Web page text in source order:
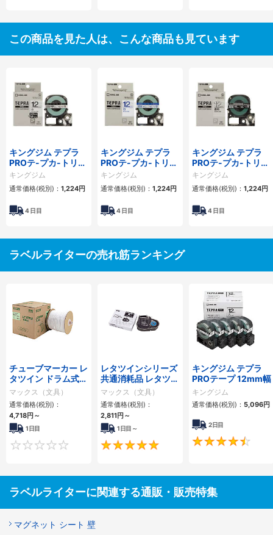
この商品を見た人は、こんな商品も見ています
キングジム テプラ
PROテ-プカ-トリッ
ジ 幅12mm 白
キングジム
通常価格(税別)： 1,224円
4日目
キングジム テプラ
PROテ-プカ-トリッ
ジ 幅12mm 白
キングジム
通常価格(税別)： 1,224円
4日目
キングジム テプラ
PROテ-プカ-トリッ
ジ 幅12mm 透明
キングジム
通常価格(税別)： 1,224円
4日目
ラベルライターの売れ筋ランキング
チューブマーカー レ
タツイン ドラム式チ
ューブ LM-TU
マックス（文具）
通常価格(税別)：
4,718円 ～
1日目
0
レタツインシリーズ
共通消耗品 レタツイ
ンインクリボン
マックス（文具）
通常価格(税別)：
2,811円 ～
1日目～
5
キングジム テプラ
PROテープ 12mm幅
キングジム
通常価格(税別)： 5,096円
2日目
ラベルライターに関連する通販・販売特集
マグネット シート 壁